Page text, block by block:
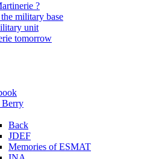
?
military base
unit
tomorrow
Berry
Back
JDEF
Memories of ESMAT